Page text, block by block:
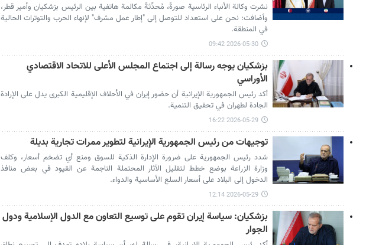
نشرت وكالة الأنباء الرئاسية صورةً، مُحدِّثةً مكالمة هاتفية بين الرئيس بزشكيان وأمير قطر،
وأضافت: نحن على استعداد للتوصل إلى "إطار عمل مشرف" لإنهاء الحرب والتوترات الحالية
في المنطقة.
2026-05-30 09:42
بزشكيان يوجه رسالة إلى اجتماع المجلس الأعلى للاتحاد الاقتصادي
الأوراسي
أكد رئيس الجمهورية الإيرانية أن حضور إيران في الأحلاف الإقليمية الكبرى يدل على الإرادة
الجادة لطهران في تحقيق التنمية.
2026-05-29 16:22
توجيهات من رئيس الجمهورية الإيرانية لتطوير ممرات تجارية بديلة
شدد رئيس الجمهورية على ضرورة الإدارة الذكية للسوق ومنع أي تضخم أسعار، وكلف
وزارة الزراعة بوضع خطط لتقليل الآثار المحتملة الناجمة عن القيود في بعض منافذ
الدخول إلى البلاد على أسعار السلع الأساسية والدواء.
2026-05-29 12:14
بزشكيان: سياسة إيران تقوم على توسيع التعاون مع الدول الإسلامية ودول
الجوار